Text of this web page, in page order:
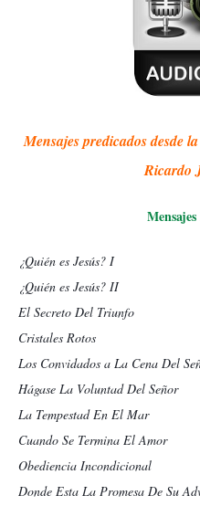
Mensajes predicados desde
Ricardo
¿Quién es Jesús? I
¿Quién es Jesús? II
El Secreto Del Triunfo
Cristales Rotos
Los Convidados a La Cena Del
Hágase La Voluntad Del Señor
La Tempestad En El Mar
Cuando Se Termina El Amor
Obediencia Incondicional
Donde Esta La Promesa De Su